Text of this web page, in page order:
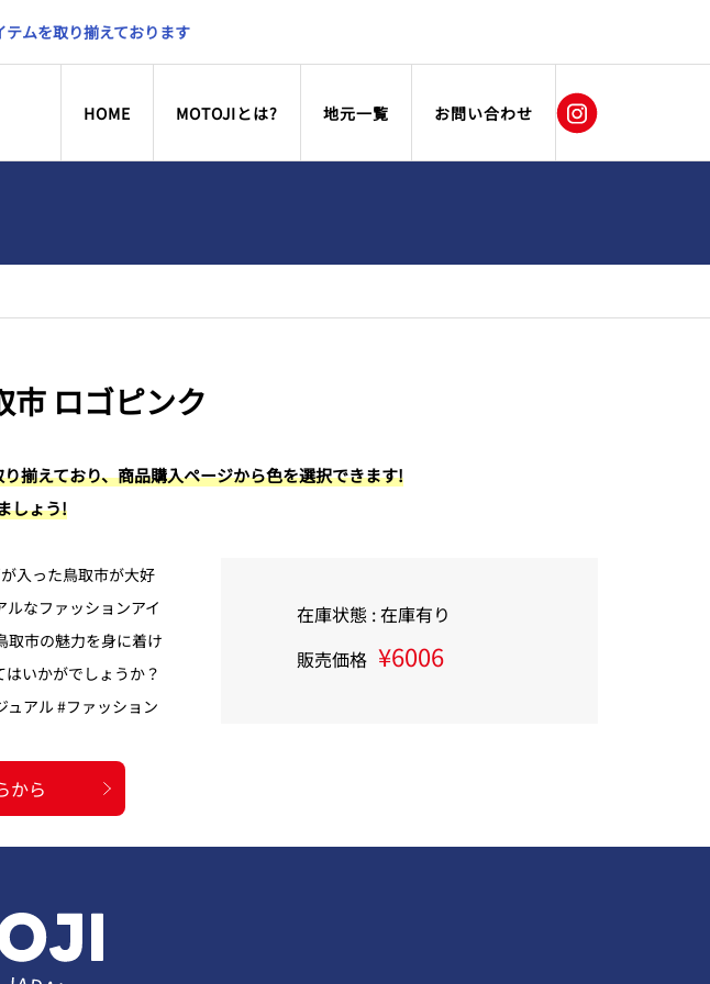
ムを取り揃えております
HOME MOTOJIとは? 地元一覧 お問い合わせ
市 ロゴピンク
揃えており、商品購入ページから色を選択できます!
しょう!
入った鳥取市が大好
なファッションアイ
取市の魅力を身に着け
いかがでしょうか？
ュアル #ファッション
から
在庫状態 : 在庫有り
販売価格 ¥6006